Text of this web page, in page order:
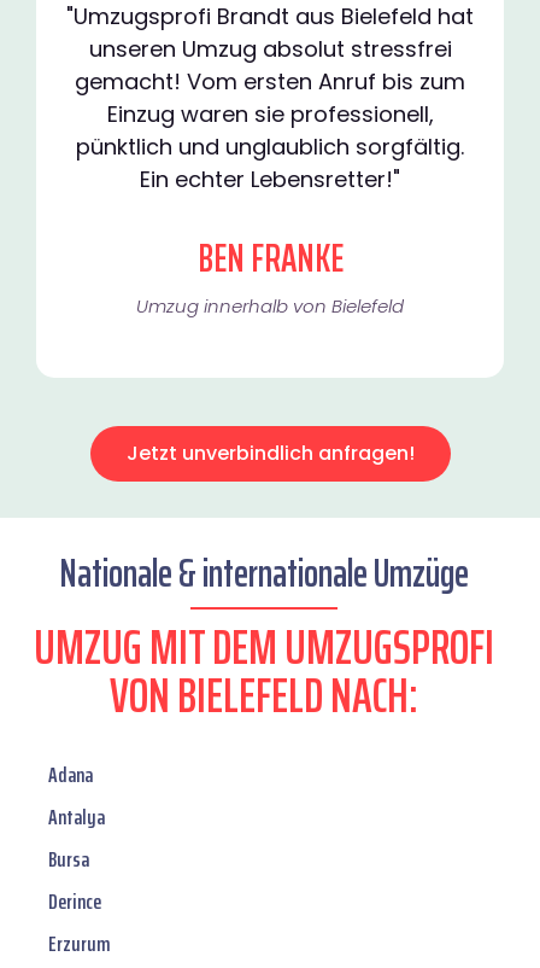
"Umzugsprofi Brandt aus Bielefeld hat
unseren Umzug absolut stressfrei
gemacht! Vom ersten Anruf bis zum
Einzug waren sie professionell,
pünktlich und unglaublich sorgfältig.
Ein echter Lebensretter!"
BEN FRANKE
Umzug innerhalb von Bielefeld​
Jetzt unverbindlich anfragen!
Nationale & internationale Umzüge
UMZUG MIT DEM UMZUGSPROFI
VON BIELEFELD NACH:
Adana
Antalya
Bursa
Derince
Erzurum